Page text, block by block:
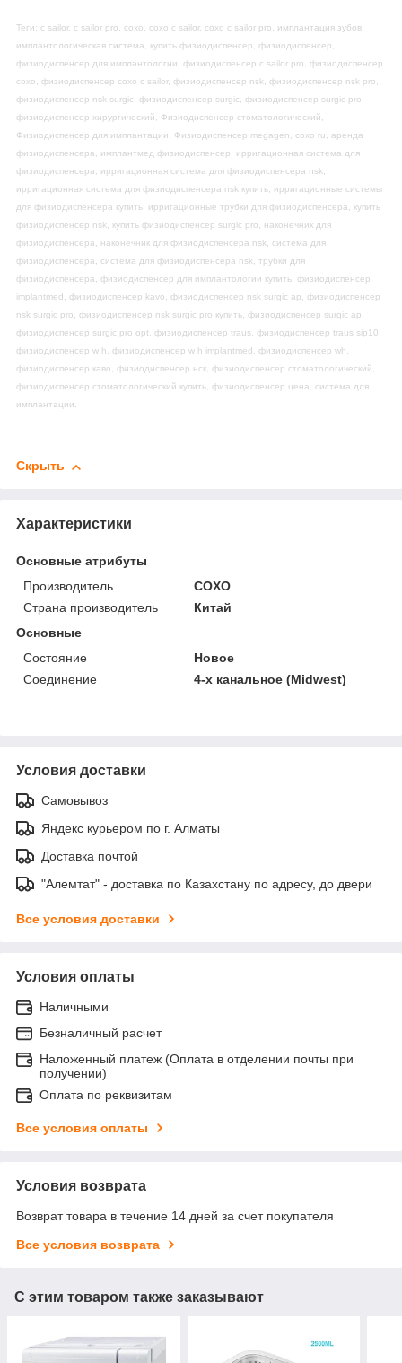
Теги: c sailor, c sailor pro, coxo, coxo c sailor, coxo c sailor pro, имплантация зубов,
имплантологическая система, купить физиодиспенсер, физиодиспенсер,
физиодиспенсер для имплантологии, физиодиспенсер c sailor pro, физиодиспенсер
coxo, физиодиспенсер coxo c sailor, физиодиспенсер nsk, физиодиспенсер nsk pro,
физиодиспенсер nsk surgic, физиодиспенсер surgic, физиодиспенсер surgic pro,
физиодиспенсер хирургический, Физиодиспенсер стоматологический,
Физиодиспенсер для имплантации, Физиодиспенсер megagen, coxo ru, аренда
физиодиспенсера, имплантмед физиодиспенсер, ирригационная система для
физиодиспенсера, ирригационная система для физиодиспенсера nsk,
ирригационная система для физиодиспенсера nsk купить, ирригационные системы
для физиодиспенсера купить, ирригационные трубки для физиодиспенсера, купить
физиодиспенсер nsk, купить физиодиспенсер surgic pro, наконечник для
физиодиспенсера, наконечник для физиодиспенсера nsk, система для
физиодиспенсера, система для физиодиспенсера nsk, трубки для
физиодиспенсера, физиодиспенсер для имплантологии купить, физиодиспенсер
implantmed, физиодиспенсер kavo, физиодиспенсер nsk surgic ap, физиодиспенсер
nsk surgic pro, физиодиспенсер nsk surgic pro купить, физиодиспенсер surgic ap,
физиодиспенсер surgic pro opt, физиодиспенсер traus, физиодиспенсер traus sip10,
физиодиспенсер w h, физиодиспенсер w h implantmed, физиодиспенсер wh,
физиодиспенсер каво, физиодиспенсер нск, физиодиспенсер стоматологический,
физиодиспенсер стоматологический купить, физиодиспенсер цена, система для
имплантации.
Скрыть
Характеристики
Основные атрибуты
Производитель
COXO
Страна производитель
Китай
Основные
Состояние
Новое
Соединение
4-х канальное (Midwest)
Условия доставки
Самовывоз
Яндекс курьером по г. Алматы
Доставка почтой
"Алемтат" - доставка по Казахстану по адресу, до двери
Все условия доставки
Условия оплаты
Наличными
Безналичный расчет
Наложенный платеж (Оплата в отделении почты при
получении)
Оплата по реквизитам
Все условия оплаты
Условия возврата
Возврат товара в течение 14 дней за счет покупателя
Все условия возврата
С этим товаром также заказывают